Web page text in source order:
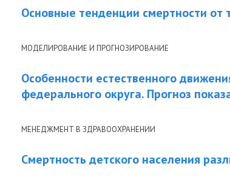
Основные тенденции смертности от
МОДЕЛИРОВАНИЕ И ПРОГНОЗИРОВАНИЕ
Особенности естественного
федерального округа. Прогноз
МЕНЕДЖМЕНТ В ЗДРАВООХРАНЕНИИ
Смертность детского населения